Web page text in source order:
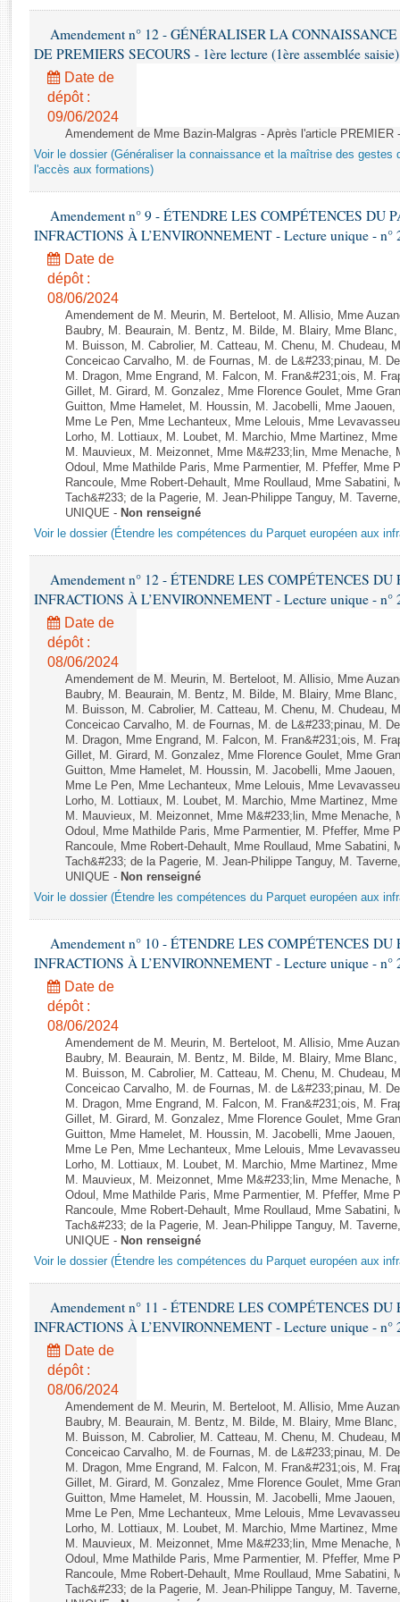
Rapports sur l'application des lois
Baromètre de l’application des lois
Dossiers législatifs
Questions écrites et orales
Amendement n° 12 - GÉNÉRALISER LA
DE PREMIERS SECOURS - 1ère lecture (1ère assemblée
Date de
dépôt :
09/06/2024
Amendement de Mme Bazin-Malgras - Après l'article PREMIER
Voir le dossier (Généraliser la connaissance et la maîtrise des gestes
l'accès aux formations)
Amendement n° 9 - ÉTENDRE LES COMPÉTENCES DU
INFRACTIONS À L’ENVIRONNEMENT - Lecture unique - n°
Date de
dépôt :
08/06/2024
Amendement de M. Meurin, M. Berteloot, M. Allisio, Mme
Baubry, M. Beaurain, M. Bentz, M. Bilde, M. Blairy, Mme
M. Buisson, M. Cabrolier, M. Catteau, M. Chenu, M. Chudeau,
Conceicao Carvalho, M. de Fournas, M. de L&#233;pinau, M.
M. Dragon, Mme Engrand, M. Falcon, M. Fran&#231;ois, M.
Gillet, M. Girard, M. Gonzalez, Mme Florence Goulet, Mme
Guitton, Mme Hamelet, M. Houssin, M. Jacobelli, Mme
Mme Le Pen, Mme Lechanteux, Mme Lelouis, Mme
Lorho, M. Lottiaux, M. Loubet, M. Marchio, Mme Martinez,
M. Mauvieux, M. Meizonnet, Mme M&#233;lin, Mme Menache,
Odoul, Mme Mathilde Paris, Mme Parmentier, M. Pfeffer, Mme
Rancoule, Mme Robert-Dehault, Mme Roullaud, Mme
Tach&#233; de la Pagerie, M. Jean-Philippe Tanguy, M.
UNIQUE - Non renseigné
Voir le dossier (Étendre les compétences du Parquet européen aux
Amendement n° 12 - ÉTENDRE LES COMPÉTENCES
INFRACTIONS À L’ENVIRONNEMENT - Lecture unique - n°
Date de
dépôt :
08/06/2024
Amendement de M. Meurin, M. Berteloot, M. Allisio, Mme
Baubry, M. Beaurain, M. Bentz, M. Bilde, M. Blairy, Mme
M. Buisson, M. Cabrolier, M. Catteau, M. Chenu, M. Chudeau,
Conceicao Carvalho, M. de Fournas, M. de L&#233;pinau, M.
M. Dragon, Mme Engrand, M. Falcon, M. Fran&#231;ois, M.
Gillet, M. Girard, M. Gonzalez, Mme Florence Goulet, Mme
Guitton, Mme Hamelet, M. Houssin, M. Jacobelli, Mme
Mme Le Pen, Mme Lechanteux, Mme Lelouis, Mme
Lorho, M. Lottiaux, M. Loubet, M. Marchio, Mme Martinez,
M. Mauvieux, M. Meizonnet, Mme M&#233;lin, Mme Menache,
Odoul, Mme Mathilde Paris, Mme Parmentier, M. Pfeffer, Mme
Rancoule, Mme Robert-Dehault, Mme Roullaud, Mme
Tach&#233; de la Pagerie, M. Jean-Philippe Tanguy, M.
UNIQUE - Non renseigné
Voir le dossier (Étendre les compétences du Parquet européen aux
Amendement n° 10 - ÉTENDRE LES COMPÉTENCES
INFRACTIONS À L’ENVIRONNEMENT - Lecture unique - n°
Date de
dépôt :
08/06/2024
Amendement de M. Meurin, M. Berteloot, M. Allisio, Mme
Baubry, M. Beaurain, M. Bentz, M. Bilde, M. Blairy, Mme
M. Buisson, M. Cabrolier, M. Catteau, M. Chenu, M. Chudeau,
Conceicao Carvalho, M. de Fournas, M. de L&#233;pinau, M.
M. Dragon, Mme Engrand, M. Falcon, M. Fran&#231;ois, M.
Gillet, M. Girard, M. Gonzalez, Mme Florence Goulet, Mme
Guitton, Mme Hamelet, M. Houssin, M. Jacobelli, Mme
Mme Le Pen, Mme Lechanteux, Mme Lelouis, Mme
Lorho, M. Lottiaux, M. Loubet, M. Marchio, Mme Martinez,
M. Mauvieux, M. Meizonnet, Mme M&#233;lin, Mme Menache,
Odoul, Mme Mathilde Paris, Mme Parmentier, M. Pfeffer, Mme
Rancoule, Mme Robert-Dehault, Mme Roullaud, Mme
Tach&#233; de la Pagerie, M. Jean-Philippe Tanguy, M.
UNIQUE - Non renseigné
Voir le dossier (Étendre les compétences du Parquet européen aux
Amendement n° 11 - ÉTENDRE LES COMPÉTENCES
INFRACTIONS À L’ENVIRONNEMENT - Lecture unique - n°
Date de
dépôt :
08/06/2024
Amendement de M. Meurin, M. Berteloot, M. Allisio, Mme
Baubry, M. Beaurain, M. Bentz, M. Bilde, M. Blairy, Mme
M. Buisson, M. Cabrolier, M. Catteau, M. Chenu, M. Chudeau,
Conceicao Carvalho, M. de Fournas, M. de L&#233;pinau, M.
M. Dragon, Mme Engrand, M. Falcon, M. Fran&#231;ois, M.
Gillet, M. Girard, M. Gonzalez, Mme Florence Goulet, Mme
Guitton, Mme Hamelet, M. Houssin, M. Jacobelli, Mme
Mme Le Pen, Mme Lechanteux, Mme Lelouis, Mme
Lorho, M. Lottiaux, M. Loubet, M. Marchio, Mme Martinez,
M. Mauvieux, M. Meizonnet, Mme M&#233;lin, Mme Menache,
Odoul, Mme Mathilde Paris, Mme Parmentier, M. Pfeffer, Mme
Rancoule, Mme Robert-Dehault, Mme Roullaud, Mme
Tach&#233; de la Pagerie, M. Jean-Philippe Tanguy, M.